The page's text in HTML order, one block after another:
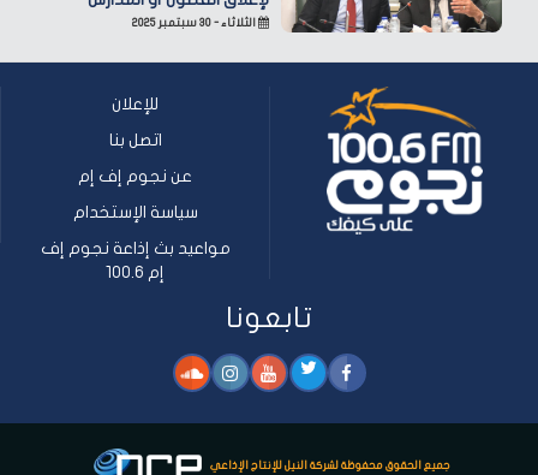
الثلاثاء - ٣٠ سبتمبر ٢٠٢٥
للإعلان
اتصل بنا
عن نجوم إف إم
سياسة الإستخدام
مواعيد بث إذاعة نجوم إف
إم 100.6
تابعونا
جميع الحقوق محفوظة لشركة النيل للإنتاج الإذاعي